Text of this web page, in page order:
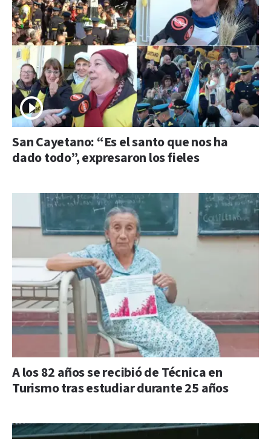
San Cayetano: “Es el santo que nos ha
dado todo”, expresaron los fieles
A los 82 años se recibió de Técnica en
Turismo tras estudiar durante 25 años